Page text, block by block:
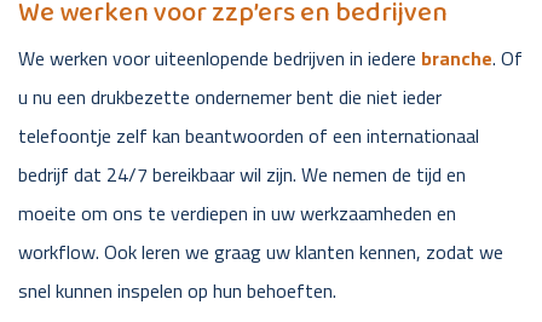
We werken voor zzp’ers en bedrijven
We werken voor uiteenlopende bedrijven in iedere branche. Of
u nu een drukbezette ondernemer bent die niet ieder
telefoontje zelf kan beantwoorden of een internationaal
bedrijf dat 24/7 bereikbaar wil zijn. We nemen de tijd en
moeite om ons te verdiepen in uw werkzaamheden en
workflow. Ook leren we graag uw klanten kennen, zodat we
snel kunnen inspelen op hun behoeften.